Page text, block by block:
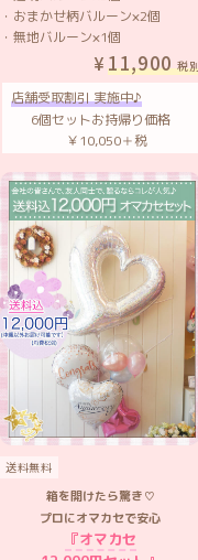
・おまかせ柄バルーン×2個
・無地バルーン×1個
11,900 税
店舗受取割引 実施中♪
6個セットお持帰り価格
￥10,050＋税
箱を開けたら驚き♡
プロにオマカセで安心
『オマカセ
送料無料